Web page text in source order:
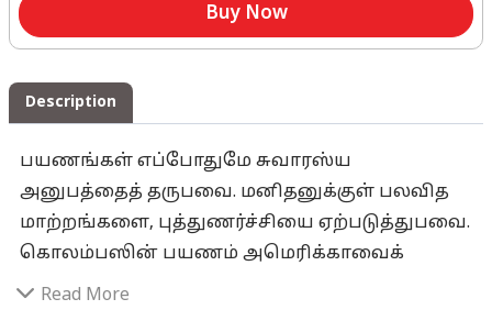
Buy Now
Description
பயணங்கள் எப்போதுமே சுவாரஸ்ய
அனுபத்தைத் தருபவை. மனிதனுக்குள் பலவித
மாற்றங்களை, புத்துணர்ச்சியை ஏற்படுத்துபவை.
கொலம்பஸின் பயணம் அமெரிக்காவைக்
கண்டுபிடித்தது. வாஸ்கோடகாமாவின் பயணம்
Read More